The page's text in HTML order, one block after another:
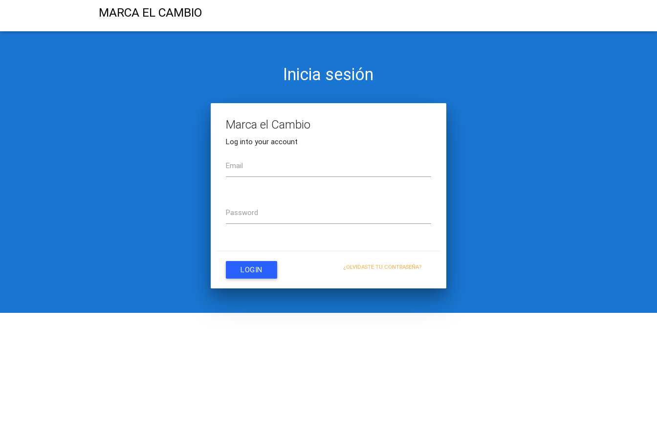
MARCA EL CAMBIO
Inicia sesión
Marca el Cambio
Log into your account
Email
Password
¿OLVIDASTE TU CONTRASEÑA?